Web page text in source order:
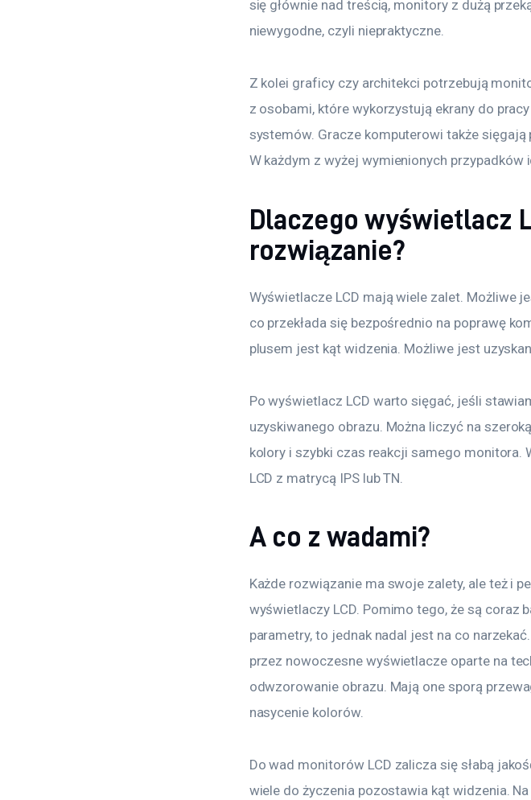
się głównie nad treścią, monitory z dużą
niewygodne, czyli niepraktyczne.
Z kolei graficy czy architekci potrzebują
z osobami, które wykorzystują ekrany do
systemów. Gracze komputerowi także
W każdym z wyżej wymienionych przypadków
Dlaczego wyświetlacz
rozwiązanie?
Wyświetlacze LCD mają wiele zalet. Możliwe
co przekłada się bezpośrednio na poprawę
plusem jest kąt widzenia. Możliwe jest
Po wyświetlacz LCD warto sięgać, jeśli
uzyskiwanego obrazu. Można liczyć na
kolory i szybki czas reakcji samego
LCD z matrycą IPS lub TN.
A co z wadami?
Każde rozwiązanie ma swoje zalety, ale też i
wyświetlaczy LCD. Pomimo tego, że są coraz
parametry, to jednak nadal jest na co
przez nowoczesne wyświetlacze oparte na
odwzorowanie obrazu. Mają one sporą
nasycenie kolorów.
Do wad monitorów LCD zalicza się słabą
wiele do życzenia pozostawia kąt widzenia.